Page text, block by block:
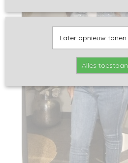
Later opnieuw tonen
Alles toestaan